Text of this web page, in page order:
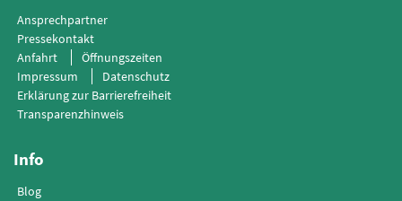
Ansprechpartner
Pressekontakt
Anfahrt
Öffnungszeiten
Impressum
Datenschutz
Erklärung zur Barrierefreiheit
Transparenzhinweis
Info
Blog